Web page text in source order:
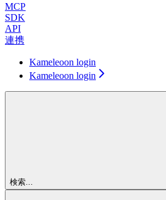
MCP
SDK
API
連携
Kameleoon login
Kameleoon login
検索...